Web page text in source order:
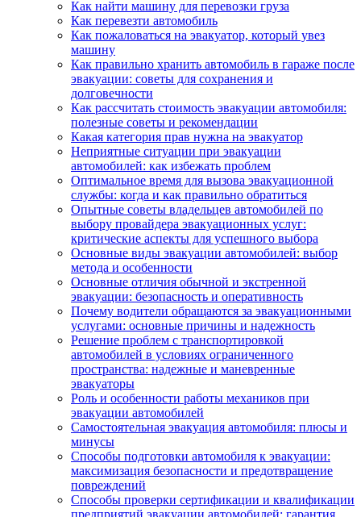
Как найти машину для перевозки груза
Как перевезти автомобиль
Как пожаловаться на эвакуатор, который увез
машину
Как правильно хранить автомобиль в гараже после
эвакуации: советы для сохранения и
долговечности
Как рассчитать стоимость эвакуации автомобиля:
полезные советы и рекомендации
Какая категория прав нужна на эвакуатор
Неприятные ситуации при эвакуации
автомобилей: как избежать проблем
Оптимальное время для вызова эвакуационной
службы: когда и как правильно обратиться
Опытные советы владельцев автомобилей по
выбору провайдера эвакуационных услуг:
критические аспекты для успешного выбора
Основные виды эвакуации автомобилей: выбор
метода и особенности
Основные отличия обычной и экстренной
эвакуации: безопасность и оперативность
Почему водители обращаются за эвакуационными
услугами: основные причины и надежность
Решение проблем с транспортировкой
автомобилей в условиях ограниченного
пространства: надежные и маневренные
эвакуаторы
Роль и особенности работы механиков при
эвакуации автомобилей
Самостоятельная эвакуация автомобиля: плюсы и
минусы
Способы подготовки автомобиля к эвакуации:
максимизация безопасности и предотвращение
повреждений
Способы проверки сертификации и квалификации
предприятий эвакуации автомобилей: гарантия